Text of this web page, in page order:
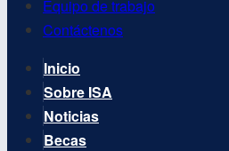
Equipo de trabajo
Contáctenos
Inicio
Sobre ISA
Noticias
Becas